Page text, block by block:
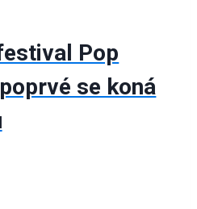
Pop
se koná